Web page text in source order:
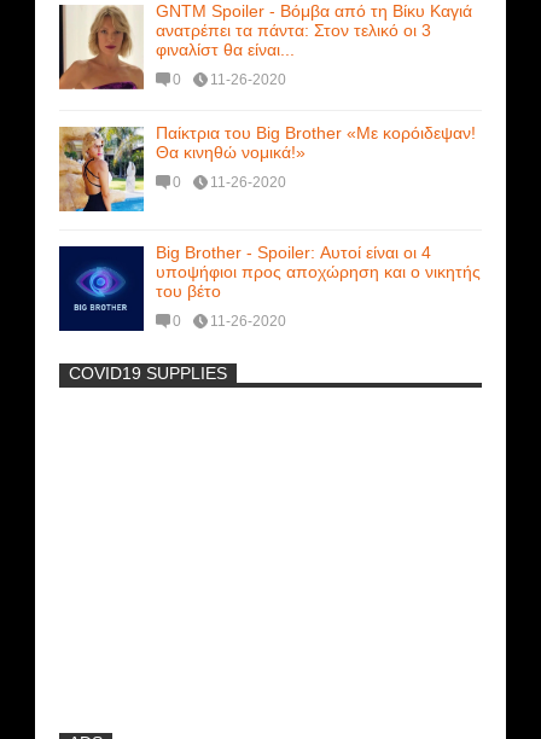
GNTM Spoiler - Βόμβα από τη Βίκυ Καγιά
ανατρέπει τα πάντα: Στον τελικό οι 3
φιναλίστ θα είναι...
0 11-26-2020
Παίκτρια του Big Brother «Με κορόιδεψαν!
Θα κινηθώ νομικά!»
0 11-26-2020
Big Brother - Spoiler: Αυτοί είναι οι 4
υποψήφιοι προς αποχώρηση και ο νικητής
του βέτο
0 11-26-2020
-
COVID19 SUPPLIES